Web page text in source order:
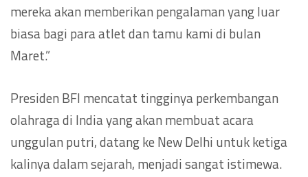
mereka akan memberikan pengalaman yang luar
biasa bagi para atlet dan tamu kami di bulan
Maret.”
Presiden BFI mencatat tingginya perkembangan
olahraga di India yang akan membuat acara
unggulan putri, datang ke New Delhi untuk ketiga
kalinya dalam sejarah, menjadi sangat istimewa.